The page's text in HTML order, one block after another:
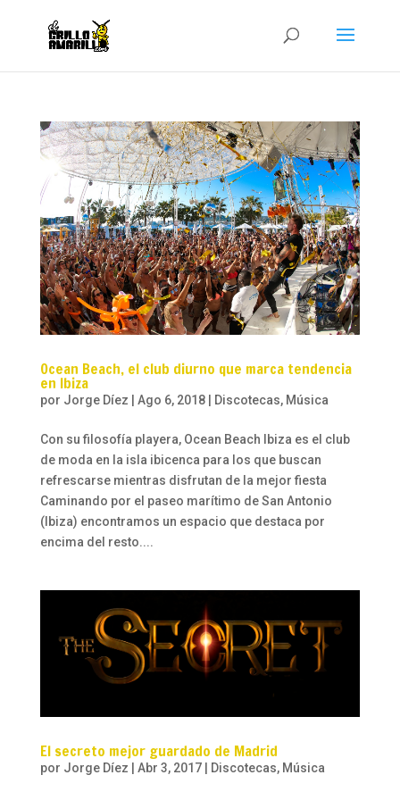
Ocean Beach, el club diurno que marca tendencia
en Ibiza
por Jorge Díez Ago 6, 2018| Discotecas, Música
Con su filosofía playera, Ocean Beach Ibiza es el club
de moda en la isla ibicenca para los que buscan
refrescarse mientras disfrutan de la mejor fiesta
Caminando por el paseo marítimo de San Antonio
(Ibiza) encontramos un espacio que destaca por
encima del resto....
El secreto mejor guardado de Madrid
por Jorge Díez Abr 3, 2017| Discotecas, Música